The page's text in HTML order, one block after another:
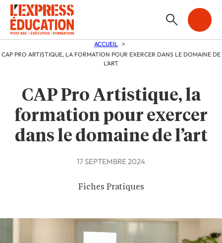
ACCUEIL
CAP PRO ARTISTIQUE, LA FORMATION POUR EXERCER DANS LE DOMAINE DE
L’ART
CAP Pro Artistique, la
formation pour exercer
dans le domaine de l’art
17 SEPTEMBRE 2024
Fiches Pratiques